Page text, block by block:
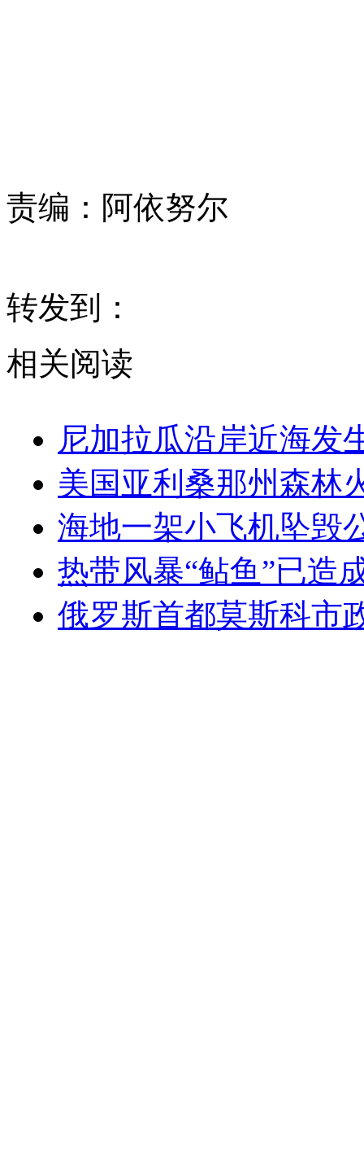
责编： 阿依努尔
转发到：
相关阅读
尼加拉瓜沿岸近海发
美国亚利桑那州森林
海地一架小飞机坠毁
热带风暴“鲇鱼”已造
俄罗斯首都莫斯科市